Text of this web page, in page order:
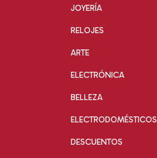
JOYERÍA
RELOJES
ARTE
ELECTRÓNICA
BELLEZA
ELECTRODOMÉSTICOS
DESCUENTOS